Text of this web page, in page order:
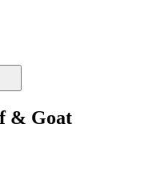
& Goat